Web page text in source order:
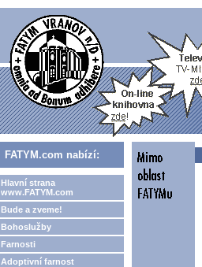
FATYM.com nabízí:
Hlavní strana
www.FATYM.com
Bude a zveme!
Bohoslužby
Farnosti
Adoptivní farnost